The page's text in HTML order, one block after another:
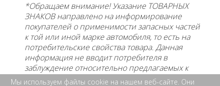
*Обращаем внимание! Указание ТОВАРНЫХ
ЗНАКОВ направлено на информирование
покупателей о применимости запасных частей
к той или иной марке автомобиля, то есть на
потребительские свойства товара. Данная
информация не вводит потребителя в
заблуждение относительно предлагаемых к
продаже товаров и егопроизводителе, не
Мы используем файлы cookie на нашем веб-сайте. Они